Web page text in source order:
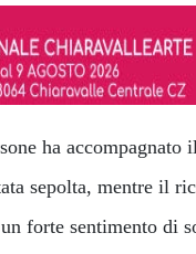
ha
sepolta, mentre il
forte sentimento di